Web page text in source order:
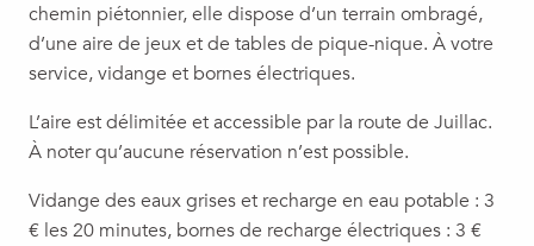
chemin piétonnier, elle dispose d’un terrain ombragé,
d’une aire de jeux et de tables de pique-nique. À votre
service, vidange et bornes électriques.
L’aire est délimitée et accessible par la route de Juillac.
À noter qu’aucune réservation n’est possible.
Vidange des eaux grises et recharge en eau potable : 3
€ les 20 minutes, bornes de recharge électriques : 3 €